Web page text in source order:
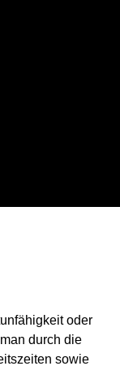
oder
durch die
sowie